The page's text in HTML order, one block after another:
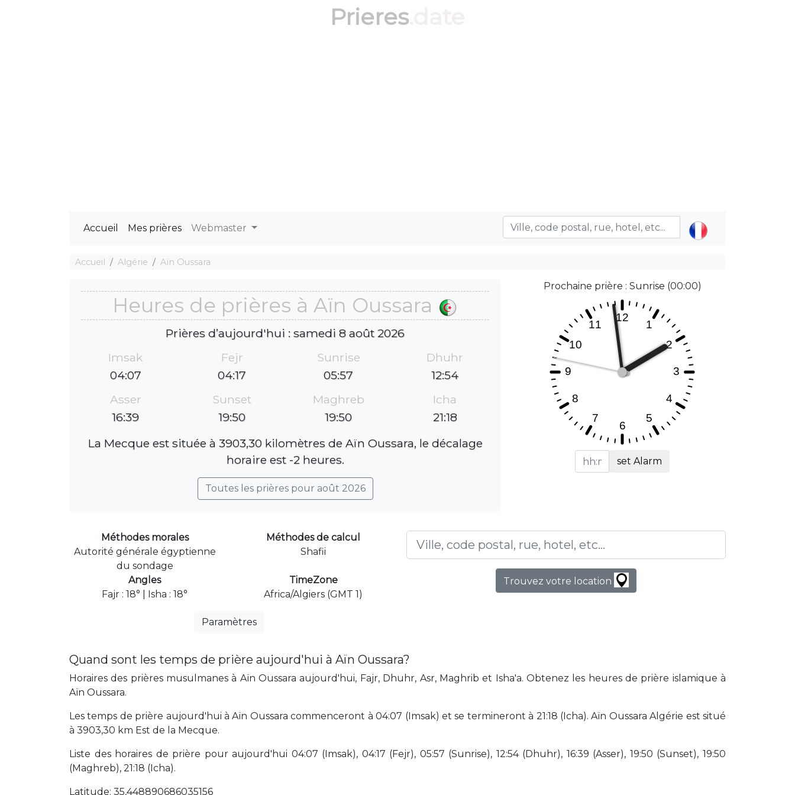
Prieres
Accueil Mes prières Webmaster
Accueil Algérie Aïn Oussara
Heures de prières à Aïn Oussara
Prières d’aujourd'hui : samedi 8 août 2026
Imsak
04:07
Fejr
04:17
Sunrise
05:57
Dhuhr
12:54
Asser
16:39
Sunset
19:50
Maghreb
19:50
Icha
21:18
La Mecque est située à 3903,30 kilomètres de Aïn Oussara, le décalage
horaire est -2 heures.
Toutes les prières pour août 2026
Prochaine prière : Sunrise (00:00)
set Alarm
Méthodes morales
Autorité générale égyptienne
du sondage
Méthodes de calcul
Shafii
Angles
Fajr : 18° | Isha : 18°
TimeZone
Africa/Algiers (GMT 1)
Paramètres
Trouvez votre location
Quand sont les temps de prière aujourd'hui à Aïn Oussara?
Horaires des prières musulmanes à Aïn Oussara aujourd'hui, Fajr, Dhuhr, Asr, Maghrib et Isha'a. Obtenez les heures de prière islamique à
Aïn Oussara.
Les temps de prière aujourd'hui à Aïn Oussara commenceront à 04:07 (Imsak) et se termineront à 21:18 (Icha). Aïn Oussara Algérie est situé
à 3903,30 km Est de la Mecque.
Liste des horaires de prière pour aujourd'hui 04:07 (Imsak), 04:17 (Fejr), 05:57 (Sunrise), 12:54 (Dhuhr), 16:39 (Asser), 19:50 (Sunset), 19:50
(Maghreb), 21:18 (Icha).
Latitude: 35,448890686035156